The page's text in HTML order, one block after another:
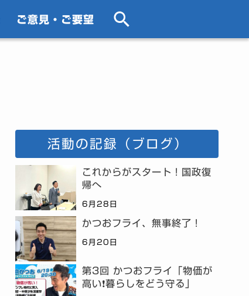
ご意見・ご要望
活動の記録（ブログ）
これからがスタート！国政復
帰へ
6月28日
かつおフライ、無事終了！
6月20日
第3回 かつおフライ「物価が
高い❗暮らしをどう守る」